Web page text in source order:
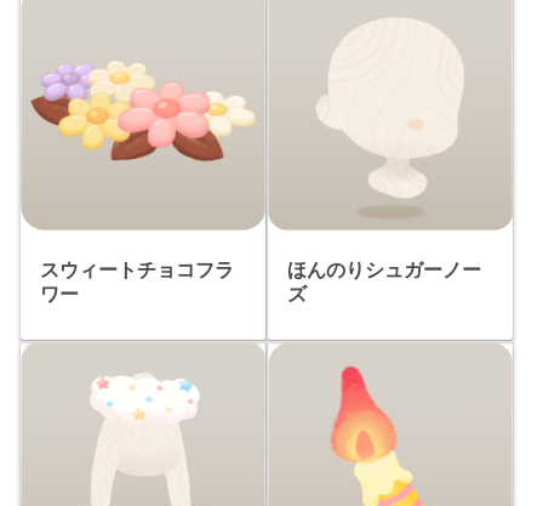
スウィートチョコフラ
ワー
ほんのりシュガーノー
ズ